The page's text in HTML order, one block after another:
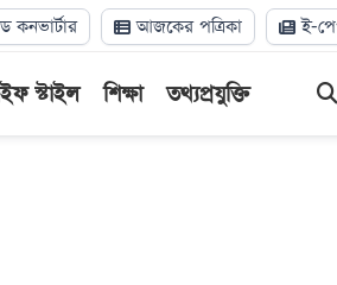
কনভার্টার আজকের পত্রিকা ই-
স্টাইল শিক্ষা তথ্যপ্রযুক্তি